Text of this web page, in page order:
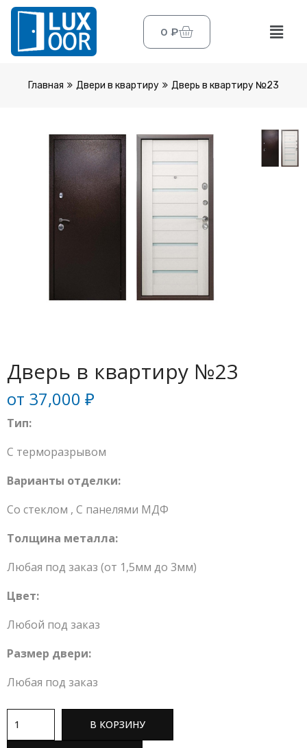
0 ₽
Главная Двери в квартиру Дверь в квартиру №23
Дверь в квартиру №23
от 37,000 ₽
Тип:
С терморазрывом
Варианты отделки:
Со стеклом , С панелями МДФ
Толщина металла:
Любая под заказ (от 1,5мм до 3мм)
Цвет:
Любой под заказ
Размер двери:
Любая под заказ
В КОРЗИНУ